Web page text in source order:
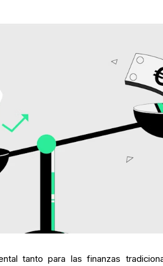
tanto para las finanzas